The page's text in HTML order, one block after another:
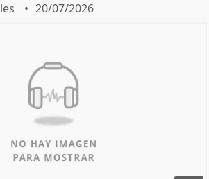
20/07/2026